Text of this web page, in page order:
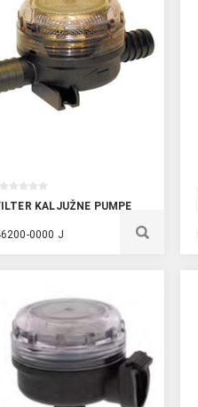
KALJUŽNE PUMPE
0000 J